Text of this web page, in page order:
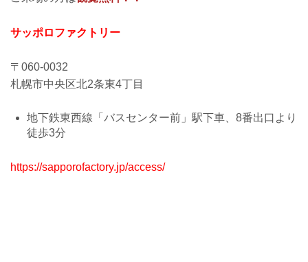
サッポロファクトリー
〒060-0032
札幌市中央区北2条東4丁目
地下鉄東西線「バスセンター前」駅下車、8番出口より
徒歩3分
https://sapporofactory.jp/access/